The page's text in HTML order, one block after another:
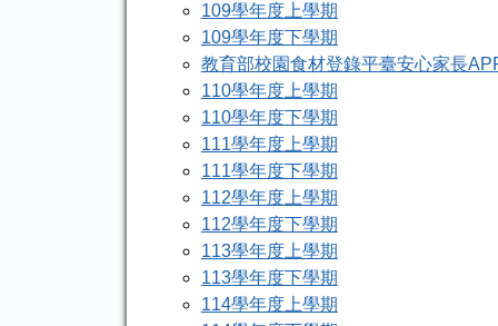
109學年度上學期
109學年度下學期
教育部校園食材登錄平臺安心家長
110學年度上學期
110學年度下學期
111學年度上學期
111學年度下學期
112學年度上學期
112學年度下學期
113學年度上學期
113學年度下學期
114學年度上學期